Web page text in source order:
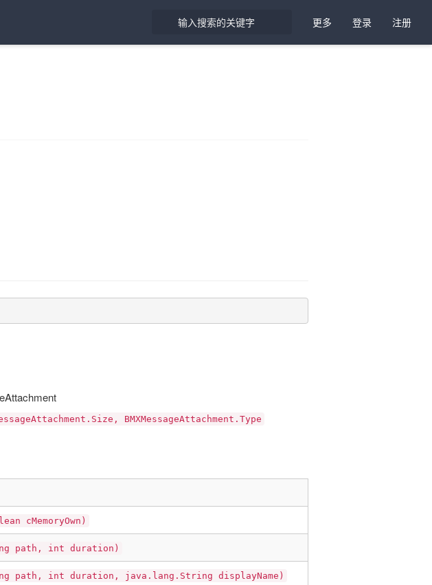
更多 登录 注册
BMXMessageAttachment.Type
cMemoryOwn)
path, int duration)
path, int duration, java.lang.String displayName)